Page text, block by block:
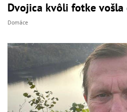
Dvojica kvôli fotke vošla
Domáce